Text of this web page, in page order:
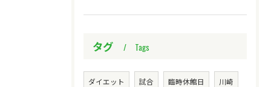
タグ Tags
ダイエット 試合 臨時休館日 川崎